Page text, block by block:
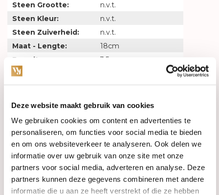
Deze website maakt gebruik van cookies
We gebruiken cookies om content en advertenties te
personaliseren, om functies voor social media te bieden
en om ons websiteverkeer te analyseren. Ook delen we
informatie over uw gebruik van onze site met onze
partners voor social media, adverteren en analyse. Deze
partners kunnen deze gegevens combineren met andere
informatie die u aan ze heeft verstrekt of die ze hebben
Steen Grootte:
n.v.t.
Steen Kleur:
n.v.t.
Steen Zuiverheid:
n.v.t.
Maat - Lengte:
18cm
Breedte :
3.5mm
Gerelateerde producten